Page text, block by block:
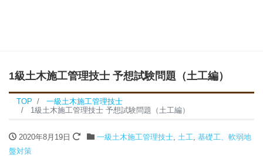
1級土木施工管理技士 予想試験問題（土工編）
TOP
一級土木施工管理技士
1級土木施工管理技士 予想試験問題（土工編）
2020年8月19日 一級土木施工管理技士, 土工 基礎工、軟弱地
盤対策